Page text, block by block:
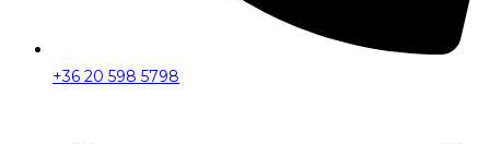
+36 20 598 5798